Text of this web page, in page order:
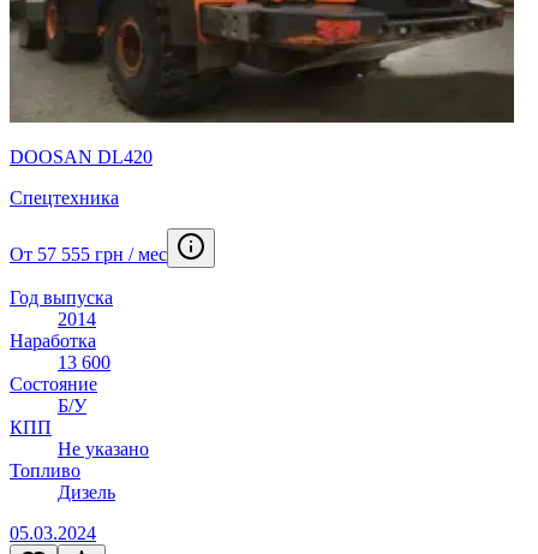
DOOSAN DL420
Спецтехника
От 57 555 грн / мес
Год выпуска
2014
Наработка
13 600
Состояние
Б/У
КПП
Не указано
Топливо
Дизель
05.03.2024